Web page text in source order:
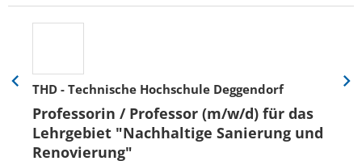
THD - Technische Hochschule Deggendorf
Professorin / Professor (m/w/d) für das
Lehrgebiet "Nachhaltige Sanierung und
Renovierung"
Eine
zurück
Eine